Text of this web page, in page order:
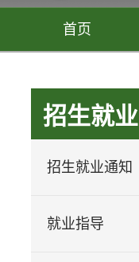
首页
招生就业
招生就业通知
就业指导